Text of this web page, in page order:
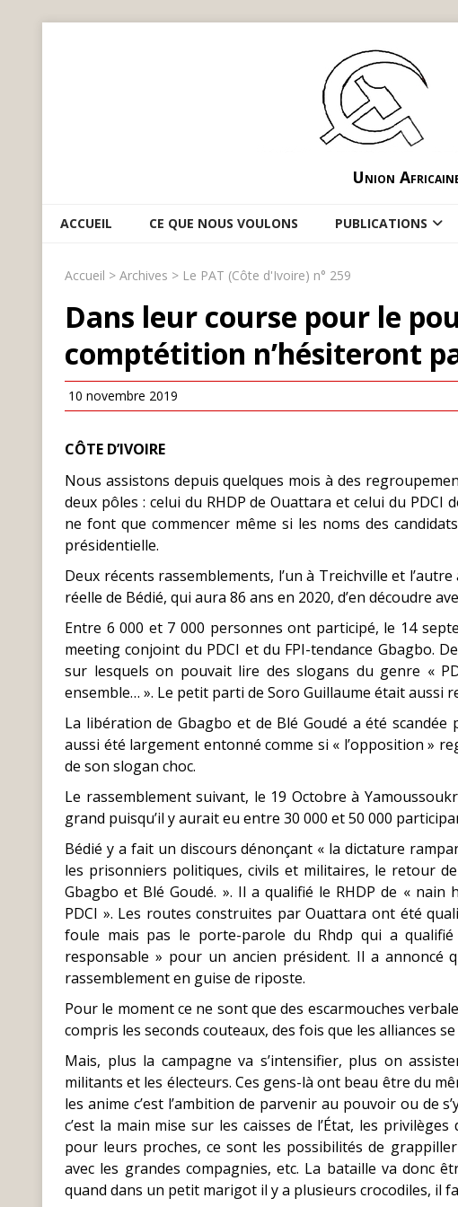
Union
ACCUEIL CE QUE NOUS VOULONS PUBLICATIONS
Accueil > Archives > Le PAT (Côte d'Ivoire) n° 259
Dans leur course pour le
comptétition n’hésiteront
10 novembre 2019
CÔTE D’IVOIRE
Nous assistons depuis quelques mois à des
deux pôles : celui du RHDP de Ouattara et celui du PDCI
ne font que commencer même si les noms des
présidentielle.
Deux récents rassemblements, l’un à Treichville et
réelle de Bédié, qui aura 86 ans en 2020, d’en découdre
Entre 6 000 et 7 000 personnes ont participé, le 14
meeting conjoint du PDCI et du FPI-tendance Gbagbo.
sur lesquels on pouvait lire des slogans du genre «
ensemble… ». Le petit parti de Soro Guillaume était aussi
La libération de Gbagbo et de Blé Goudé a été
aussi été largement entonné comme si « l’opposition »
de son slogan choc.
Le rassemblement suivant, le 19 Octobre à
grand puisqu’il y aurait eu entre 30 000 et 50 000
Bédié y a fait un discours dénonçant « la dictature
les prisonniers politiques, civils et militaires, le retour
Gbagbo et Blé Goudé. ». Il a qualifié le RHDP de «
PDCI ». Les routes construites par Ouattara ont été
foule mais pas le porte-parole du Rhdp qui a
responsable » pour un ancien président. Il a
rassemblement en guise de riposte.
Pour le moment ce ne sont que des escarmouches
compris les seconds couteaux, des fois que les alliances
Mais, plus la campagne va s’intensifier, plus on
militants et les électeurs. Ces gens-là ont beau être du
les anime c’est l’ambition de parvenir au pouvoir ou de
c’est la main mise sur les caisses de l’État, les
pour leurs proches, ce sont les possibilités de
avec les grandes compagnies, etc. La bataille va donc
quand dans un petit marigot il y a plusieurs crocodiles, il